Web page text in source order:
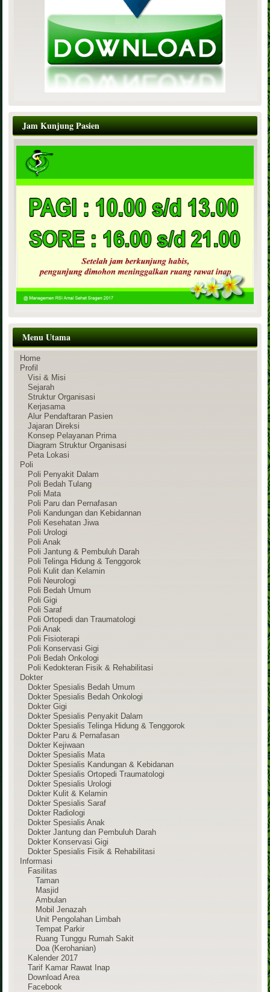
Jam Kunjung Pasien
Menu Utama
Home
Profil
Visi & Misi
Sejarah
Struktur Organisasi
Kerjasama
Alur Pendaftaran Pasien
Jajaran Direksi
Konsep Pelayanan Prima
Diagram Struktur Organisasi
Peta Lokasi
Poli
Poli Penyakit Dalam
Poli Bedah Tulang
Poli Mata
Poli Paru dan Pernafasan
Poli Kandungan dan Kebidannan
Poli Kesehatan Jiwa
Poli Urologi
Poli Anak
Poli Jantung & Pembuluh Darah
Poli Telinga Hidung & Tenggorok
Poli Kulit dan Kelamin
Poli Neurologi
Poli Bedah Umum
Poli Gigi
Poli Saraf
Poli Ortopedi dan Traumatologi
Poli Anak
Poli Fisioterapi
Poli Konservasi Gigi
Poli Bedah Onkologi
Poli Kedokteran Fisik & Rehabilitasi
Dokter
Dokter Spesialis Bedah Umum
Dokter Spesialis Bedah Onkologi
Dokter Gigi
Dokter Spesialis Penyakit Dalam
Dokter Spesialis Telinga Hidung & Tenggorok
Dokter Paru & Pernafasan
Dokter Kejiwaan
Dokter Spesialis Mata
Dokter Spesialis Kandungan & Kebidanan
Dokter Spesialis Ortopedi Traumatologi
Dokter Spesialis Urologi
Dokter Kulit & Kelamin
Dokter Spesialis Saraf
Dokter Radiologi
Dokter Spesialis Anak
Dokter Jantung dan Pembuluh Darah
Dokter Konservasi Gigi
Dokter Spesialis Fisik & Rehabilitasi
Informasi
Fasilitas
Taman
Masjid
Ambulan
Mobil Jenazah
Unit Pengolahan Limbah
Tempat Parkir
Ruang Tunggu Rumah Sakit
Doa (Kerohanian)
Kalender 2017
Tarif Kamar Rawat Inap
Download Area
Facebook